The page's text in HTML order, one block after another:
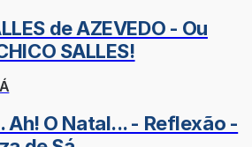
de AZEVEDO - Ou
SALLES!
Ah! O Natal... - Reflexão -